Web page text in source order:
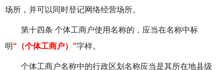
场所，并可以同时登记网络经营场所。
第十四条 个体工商户使用名称的，应当在名称中标
明“（个体工商户）”字样。
个体工商户名称中的行政区划名称应当是其所在地县级